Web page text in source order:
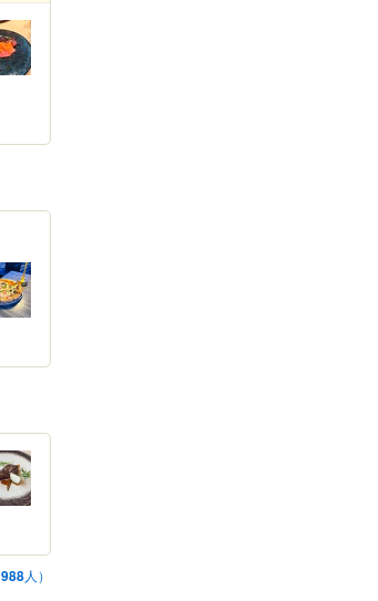
988人）